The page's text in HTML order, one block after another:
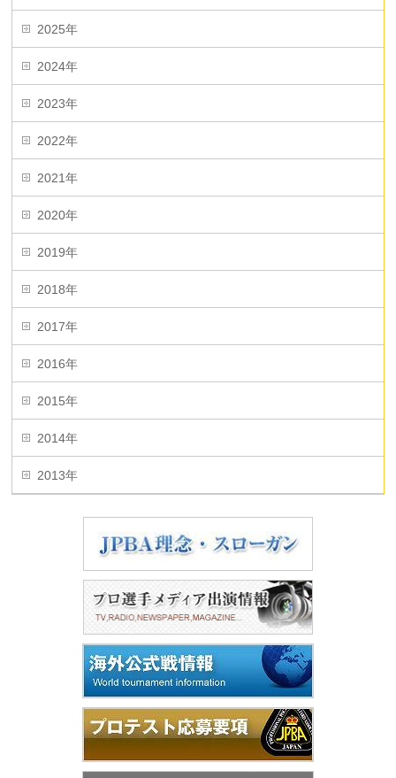
2025年
2024年
2023年
2022年
2021年
2020年
2019年
2018年
2017年
2016年
2015年
2014年
2013年